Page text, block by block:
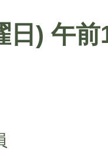
日) 午前